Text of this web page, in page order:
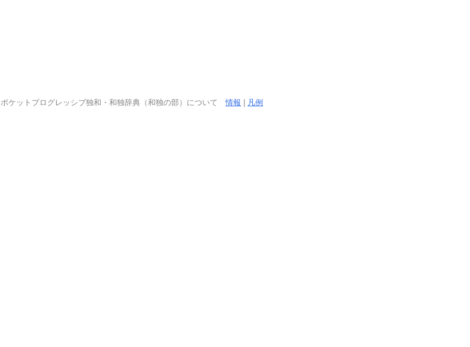
ポケットプログレッシブ独和・和独辞典（和独の部）について情報 凡例